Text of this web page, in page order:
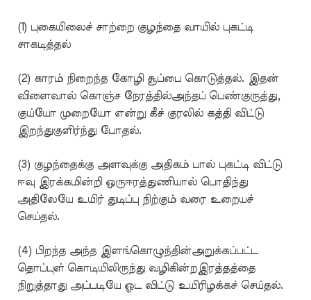
(1) புகையிலைச் சாற்றை குழந்தை வாயில் புகட்டி
சாகடித்தல்
(2) காரம் நிறைந்த கோழி சூப்பை கொடுத்தல். இதன்
விளைவால் கொஞ்ச நேரத்தில்அந்தப் பெண்குருத்து,
குய்யோ முறையோ என்று கீச் குரலில் கத்தி விட்டு
இறந்துகுளிர்ந்து போதல்.
(3) குழந்தைக்கு அளவுக்கு அதிகம் பால் புகட்டி விட்டு
ஈவு இரக்கமின்றி ஒருஈரத்துணியால் பொதிந்து
அதிலேயே உயிர் துடிப்பு நிற்கும் வரை உறையச்
செய்தல்.
(4) பிறந்த அந்த இளங்கொழுந்தின்அறுக்கப்பட்ட
தொப்புள் கொடியிலிருந்து வழிகின்றஇரத்தத்தை
நிறுத்தாது அப்படியே ஓட விட்டு உயிரிழக்கச் செய்தல்.